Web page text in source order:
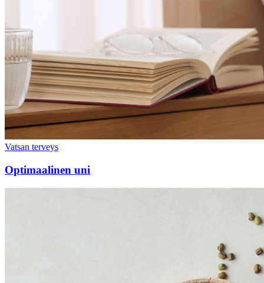
Vatsan terveys
Optimaalinen uni